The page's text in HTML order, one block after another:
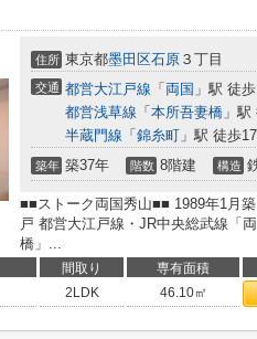
住所 東京都墨田区石原 ３丁目
交通 都営大江戸線 「 両国 」駅 徒
都営浅草線 「 本所吾妻橋 」
半蔵門線 「 錦糸町 」駅 徒歩
築年 築37年 階数 8階建 構造
■■ストーク両国秀山■■ 1989年1月
戸 都営大江戸線・JR中央総武線「
橋」...
間取り 専有面積
2LDK 46.10㎡